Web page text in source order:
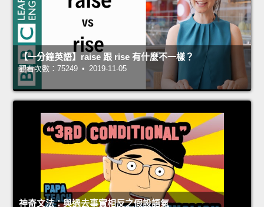
【一分鐘英語】raise 跟 rise 有什麼不一樣？
觀看次數：75249 • 2019-11-05
神奇文法：與過去事實相反之假設語氣